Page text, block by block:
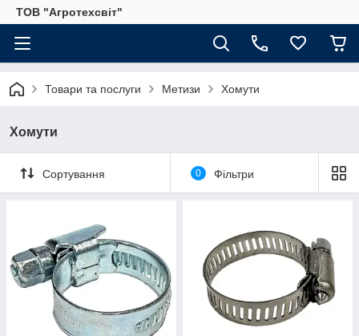
ТОВ "Агротехсвіт"
Товари та послуги Метизи Хомути
Хомути
Сортування 0 Фільтри